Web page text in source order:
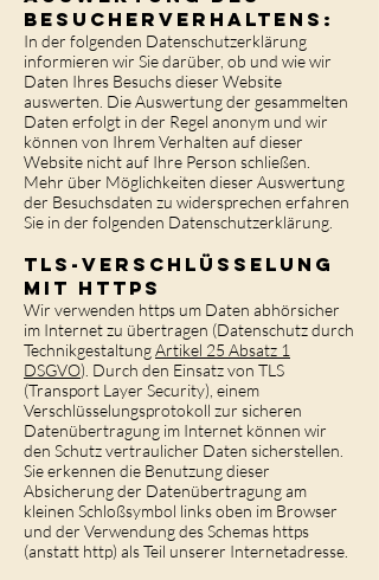
Besucherverhaltens:
In der folgenden Datenschutzerklärung
informieren wir Sie darüber, ob und wie wir
Daten Ihres Besuchs dieser Website
auswerten. Die Auswertung der gesammelten
Daten erfolgt in der Regel anonym und wir
können von Ihrem Verhalten auf dieser
Website nicht auf Ihre Person schließen.
Mehr über Möglichkeiten dieser Auswertung
der Besuchsdaten zu widersprechen erfahren
Sie in der folgenden Datenschutzerklärung.
TLS-Verschlüsselung
mit https
Wir verwenden https um Daten abhörsicher
im Internet zu übertragen (Datenschutz durch
TechnikgestaltungArtikel 25 Absatz 1
DSGVO). Durch den Einsatz von TLS
(Transport Layer Security), einem
Verschlüsselungsprotokoll zur sicheren
Datenübertragung im Internet können wir
den Schutz vertraulicher Daten sicherstellen.
Sie erkennen die Benutzung dieser
Absicherung der Datenübertragung am
kleinen Schloßsymbol links oben im Browser
und der Verwendung des Schemas https
(anstatt http) als Teil unserer Internetadresse.